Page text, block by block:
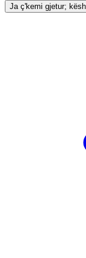
Ja ç'kemi gjetur;